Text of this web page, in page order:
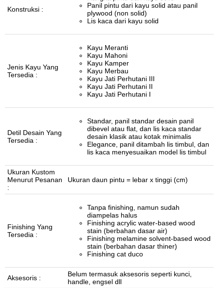
Konstruksi :
Panil pintu dari kayu solid atau panil
plywood (non solid)
Lis kaca dari kayu solid
Jenis Kayu Yang
Tersedia :
Kayu Meranti
Kayu Mahoni
Kayu Kamper
Kayu Merbau
Kayu Jati Perhutani III
Kayu Jati Perhutani II
Kayu Jati Perhutani I
Detil Desain Yang
Tersedia :
Standar, panil standar desain panil
dibevel atau flat, dan lis kaca standar
desain klasik atau kotak minimalis
Elegance, panil ditambah lis timbul, dan
lis kaca menyesuaikan model lis timbul
Ukuran Kustom
Menurut Pesanan
:
Ukuran daun pintu = lebar x tinggi (cm)
Finishing Yang
Tersedia :
Tanpa finishing, namun sudah
diampelas halus
Finishing acrylic water-based wood
stain (berbahan dasar air)
Finishing melamine solvent-based wood
stain (berbahan dasar thiner)
Finishing cat duco
Aksesoris :
Belum termasuk aksesoris seperti kunci,
handle, engsel dll